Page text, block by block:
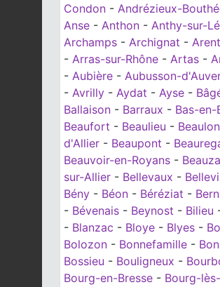
Condon - Andrézieux-
Anse - Anthon - Anthy-sur-
Archamps - Archignat -
- Arras-sur-Rhône - Artas -
- Aubière - Aubusson-
- Avrilly - Aydat - Ayse -
Ballaison - Barraux - Bas-en-
Beaufort - Beaulieu - Beaulon
d'Allier - Beaupont -
Beauvoir-en-Royans -
sur-Allier - Bellevaux -
Bény - Béon - Béréziat -
- Bévenais - Beynost - Bilieu
- Blanzac - Bloye - Blyes -
Bolozon - Bonnefamille -
Bossieu - Bouligneux -
Bourg-en-Bresse - Bourg-